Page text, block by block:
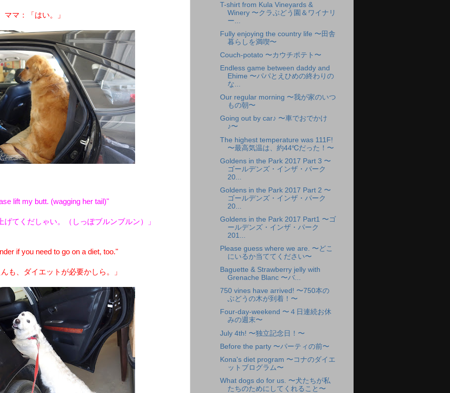
ママ：「はい。」
lift my butt. (wagging her tail)"
てくだしゃい。（しっぽブルンブルン）」
if you need to go on a diet, too."
も、ダイエットが必要かしら。」
T-shirt from Kula Vineyards &
Winery 〜クラぶどう園＆ワイナリ
ー...
Fully enjoying the country life 〜田舎
暮らしを満喫〜
Couch-potato 〜カウチポテト〜
Endless game between daddy and
Ehime 〜パパとえひめの終わりの
な...
Our regular morning 〜我が家のいつ
もの朝〜
Going out by car♪ 〜車でおでかけ
♪〜
The highest temperature was 111F!
〜最高気温は、約44℃だった！〜
Goldens in the Park 2017 Part 3 〜
ゴールデンズ・インザ・パーク
20...
Goldens in the Park 2017 Part 2 〜
ゴールデンズ・インザ・パーク
20...
Goldens in the Park 2017 Part1 〜ゴ
ールデンズ・インザ・パーク
201...
Please guess where we are. 〜どこ
にいるか当ててください〜
Baguette & Strawberry jelly with
Grenache Blanc 〜バ...
750 vines have arrived! 〜750本の
ぶどうの木が到着！〜
Four-day-weekend 〜４日連続お休
みの週末〜
July 4th! 〜独立記念日！〜
Before the party 〜パーティの前〜
Kona's diet program 〜コナのダイエ
ットブログラム〜
What dogs do for us. 〜犬たちが私
たちのためにしてくれること〜